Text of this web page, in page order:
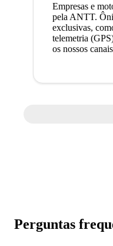
Empresas e
pela ANTT.
exclusivas,
telemetria
os nossos
Perguntas